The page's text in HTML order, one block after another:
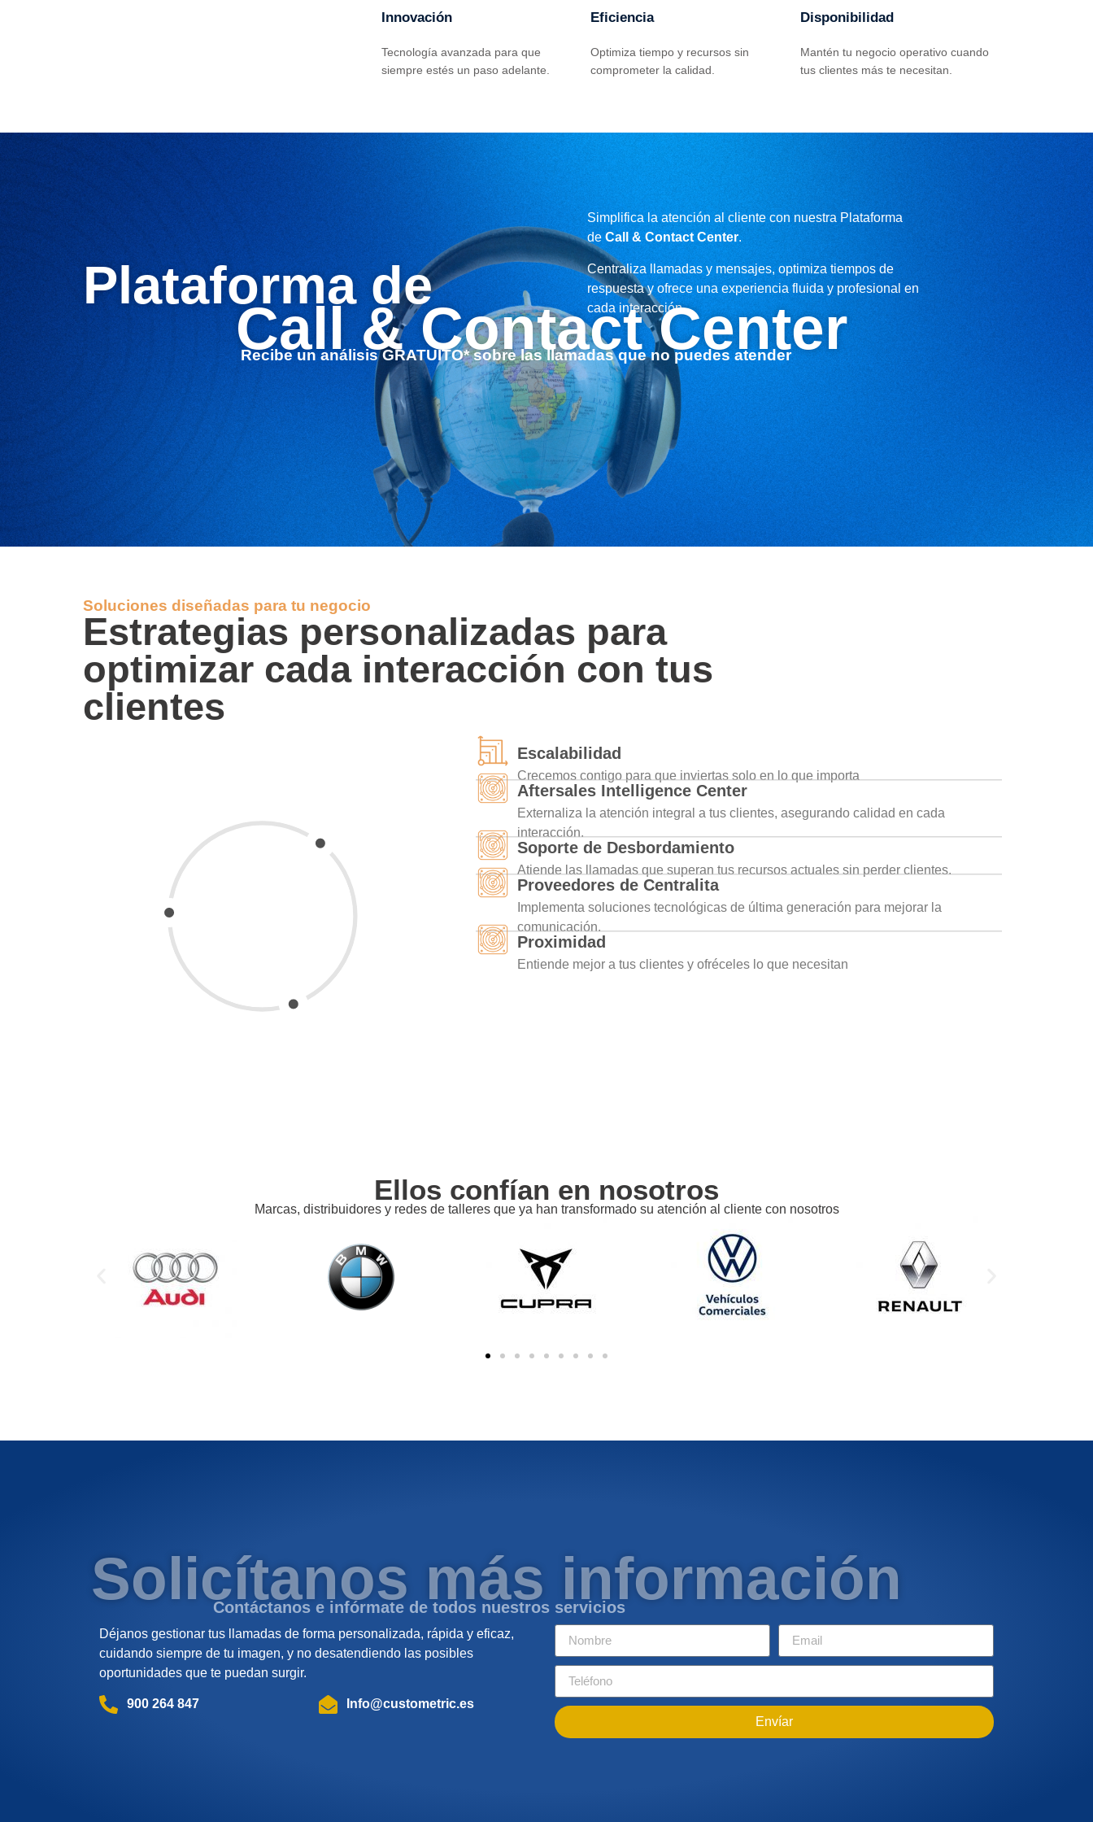
Innovación
Tecnología avanzada para que
siempre estés un paso adelante.
Eficiencia
Optimiza tiempo y recursos sin
comprometer la calidad.
Disponibilidad
Mantén tu negocio operativo cuando
tus clientes más te necesitan.
Simplifica la atención al cliente con nuestra Plataforma
de Call & Contact Center.
Centraliza llamadas y mensajes, optimiza tiempos de
respuesta y ofrece una experiencia fluida y profesional en
cada interacción.
Plataforma de
Call & Contact Center
Recibe un análisis GRATUITO* sobre las llamadas que no puedes atender
Soluciones diseñadas para tu negocio
Estrategias personalizadas para
optimizar cada interacción con tus
clientes
Escalabilidad
Crecemos contigo para que inviertas solo en lo que importa
Aftersales Intelligence Center
Externaliza la atención integral a tus clientes, asegurando calidad en cada
interacción.
Soporte de Desbordamiento
Atiende las llamadas que superan tus recursos actuales sin perder clientes.
Proveedores de Centralita
Implementa soluciones tecnológicas de última generación para mejorar la
comunicación.
Proximidad
Entiende mejor a tus clientes y ofréceles lo que necesitan
Ellos confían en nosotros
Marcas, distribuidores y redes de talleres que ya han transformado su atención al cliente con nosotros
Solicítanos más información
Contáctanos e infórmate de todos nuestros servicios
Déjanos gestionar tus llamadas de forma personalizada, rápida y eficaz,
cuidando siempre de tu imagen, y no desatendiendo las posibles
oportunidades que te puedan surgir.
900 264 847
Info@custometric.es
Envíar